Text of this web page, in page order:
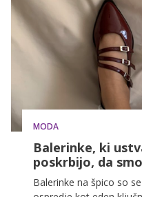
delujejo usklajeno.
MODA
Balerinke, ki
poskrbijo, da
Balerinke na špico so